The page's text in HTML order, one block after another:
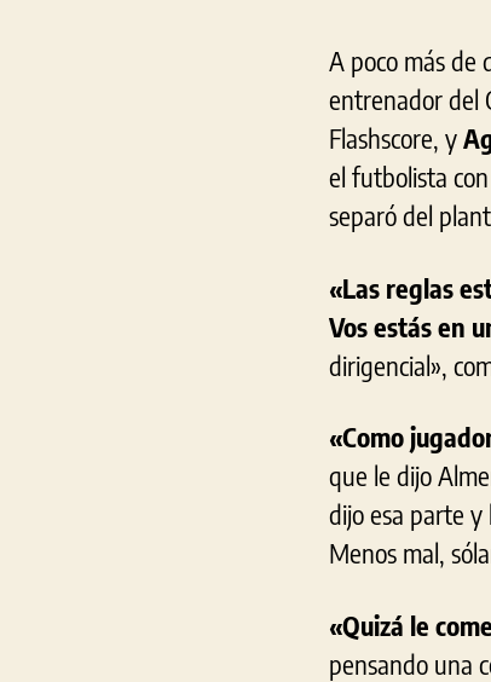
A poco más de
entrenador del
Flashscore, y
el futbolista
separó del
«Las reglas
Vos estás en
dirigencial»,
«Como
que le dijo
dijo esa parte
Menos mal,
«Quizá le
pensando una